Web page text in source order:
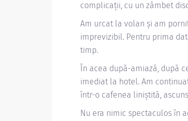
complicații, cu un zâmbet
Am urcat la volan și am
imprevizibil. Pentru prima
timp.
În acea după-amiază, după
imediat la hotel. Am
într-o cafenea liniștită,
Nu era nimic spectaculos în